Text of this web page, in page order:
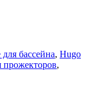
бассейна, Hugo
прожекторов,